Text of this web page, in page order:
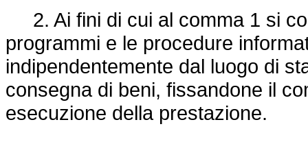
2. Ai fini di cui al comma 1 si
programmi e le procedure
indipendentemente dal luogo di
consegna di beni, fissandone il
esecuzione della prestazione.